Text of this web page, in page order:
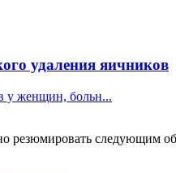
удаления яичников
у женщин, больн...
резюмировать следующим